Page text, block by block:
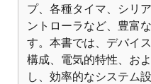
プ、各種タイマ、シリ
ントローラなど、豊富
す。本書では、デバイ
構成、電気的特性、お
し、効率的なシステム